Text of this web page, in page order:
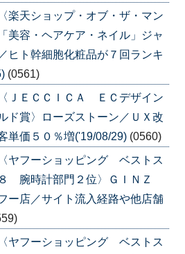
楽天ショップ・オブ・ザ・マン
容・ヘアケア・ネイル」ジャ
ヒト幹細胞化粧品が７回ランキ
(0561)
ＪＥＣＣＩＣＡ ＥＣデザイン
賞〉ローズストーン／ＵＸ改
単価５０％増('19/08/29) (0560)
ヤフーショッピング ベストス
腕時計部門２位〉ＧＩＮＺ
店／サイト流入経路や他店舗
ヤフーショッピング ベストス